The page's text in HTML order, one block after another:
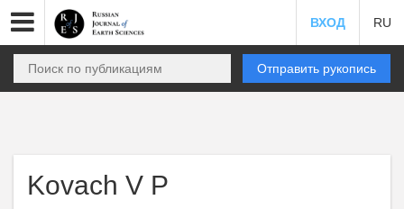
ВХОД RU
Отправить рукопись
Kovach V P